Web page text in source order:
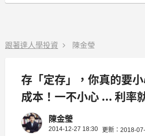
跟著達人學投資 陳金瑩
存「定存」，你真的要
成本！一不小心 ... 利率
陳金瑩
2014-12-27 18:30 更新：2018-